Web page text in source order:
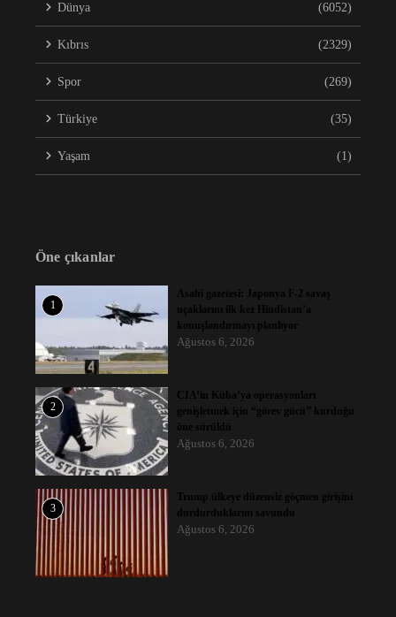
Dünya (6052)
Kıbrıs (2329)
Spor (269)
Türkiye (35)
Yaşam (1)
Öne çıkanlar
1
Asahi gazetesi: Japonya F-2 savaş
uçaklarını ilk kez Hindistan’a
konuşlandırmayı planlıyor
Ağustos 6, 2026
2
CIA’in Küba’ya operasyonları
genişletmek için “görev gücü” kurduğu
öne sürüldü
Ağustos 6, 2026
3
Trump ülkeye düzensiz göçmen girişini
durdurduklarını savundu
Ağustos 6, 2026